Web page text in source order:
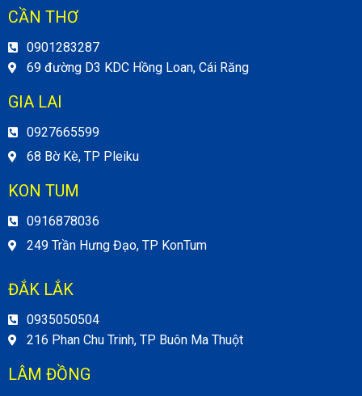
CẦN THƠ
0901283287
69 đường D3 KDC Hồng Loan, Cái Răng
GIA LAI
0927665599
68 Bờ Kè, TP Pleiku
KON TUM
0916878036
249 Trần Hưng Đạo, TP KonTum
ĐẮK LẮK
0935050504
216 Phan Chu Trinh, TP Buôn Ma Thuột
LÂM ĐỒNG